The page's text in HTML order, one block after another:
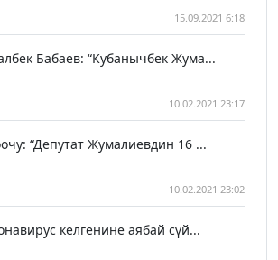
15.09.2021 6:18
Бабаев: “Кубанычбек Жума...
10.02.2021 23:17
“Депутат Жумалиевдин 16 ...
10.02.2021 23:02
келгенине аябай сүй...